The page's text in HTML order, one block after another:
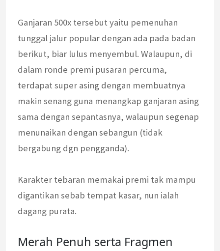
Ganjaran 500x tersebut yaitu pemenuhan
tunggal jalur popular dengan ada pada badan
berikut, biar lulus menyembul. Walaupun, di
dalam ronde premi pusaran percuma,
terdapat super asing dengan membuatnya
makin senang guna menangkap ganjaran asing
sama dengan sepantasnya, walaupun segenap
menunaikan dengan sebangun (tidak
bergabung dgn pengganda).
Karakter tebaran memakai premi tak mampu
digantikan sebab tempat kasar, nun ialah
dagang purata.
Merah Penuh serta Fragmen